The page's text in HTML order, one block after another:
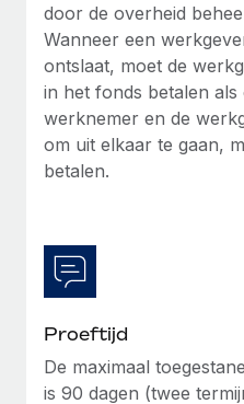
door de overheid
Wanneer een
ontslaat, moet de
in het fonds betalen als
werknemer en de
om uit elkaar te gaan,
betalen.
Proeftijd
De maximaal
is 90 dagen (twee